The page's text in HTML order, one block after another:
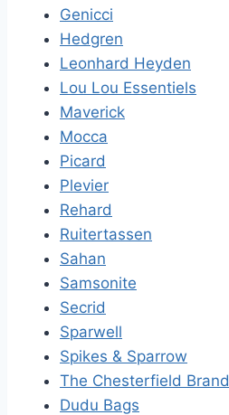
Genicci
Hedgren
Leonhard Heyden
Lou Lou Essentiels
Maverick
Mocca
Picard
Plevier
Rehard
Ruitertassen
Sahan
Samsonite
Secrid
Sparwell
Spikes & Sparrow
The Chesterfield Brand
Dudu Bags